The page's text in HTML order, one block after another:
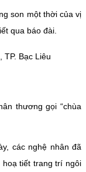
son một thời của vị
qua báo đài.
Bạc Liêu
thương gọi “chùa
các nghệ nhân đã
tiết trang trí ngôi